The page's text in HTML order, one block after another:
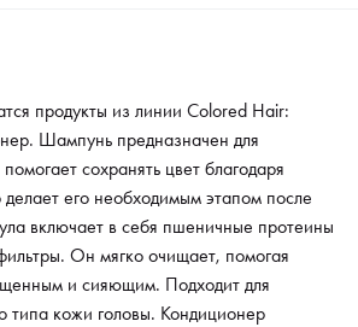
защиту структуры волос и
цвета.
250 мл, 14 Conditioner Colored Hair
продукты из линии Colored Hair:
Шампунь предназначен для
сохранять цвет благодаря
его необходимым этапом после
включает в себя пшеничные протеины
Он мягко очищает, помогая
и сияющим. Подходит для
типа кожи головы. Кондиционер